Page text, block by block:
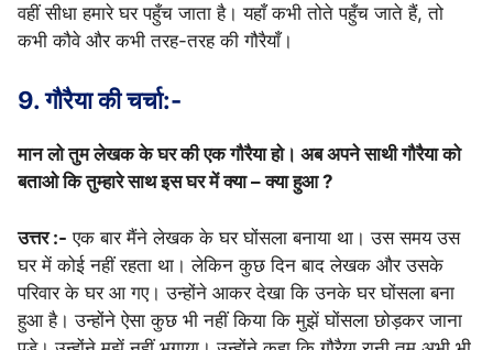
वहीं सीधा हमारे घर पहुँच जाता है। यहाँ कभी तोते पहुँच जाते हैं, तो
कभी कौवे और कभी तरह-तरह की गौरैयाँ।
9. गौरैया की चर्चा:-
मान लो तुम लेखक के घर की एक गौरैया हो। अब अपने साथी गौरैया को
बताओ कि तुम्हारे साथ इस घर में क्या – क्या हुआ ?
उत्तर :- एक बार मैंने लेखक के घर घोंसला बनाया था। उस समय उस
घर में कोई नहीं रहता था। लेकिन कुछ दिन बाद लेखक और उसके
परिवार के घर आ गए। उन्होंने आकर देखा कि उनके घर घोंसला बना
हुआ है। उन्होंने ऐसा कुछ भी नहीं किया कि मुझें घोंसला छोड़कर जाना